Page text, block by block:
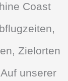
Coast
Zielorten
unserer